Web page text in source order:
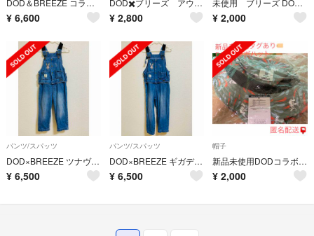
¥ 6,600 ¥ 2,800 ¥ 2,000
パンツ/スパッツ
DOD×BREEZE ツナヴェス ギガデニム
¥ 6,500
パンツ/スパッツ
DOD×BREEZE ギガデニム ツナヴェス
¥ 6,500
帽子
新品未使用DODコラボ アウトドアハット（コドモ）
¥ 2,000